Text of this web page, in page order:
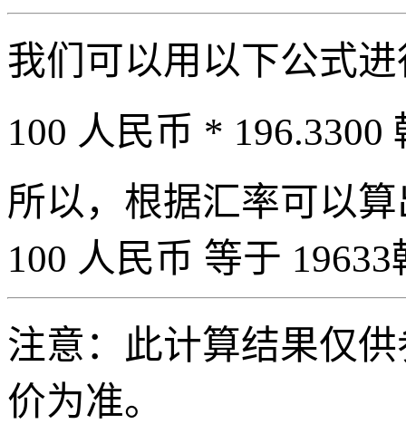
我们可以用以下公式
100 人民币 * 196.3300
所以，根据汇率可以
100 人民币 等于
注意：此计算结果仅
价为准。